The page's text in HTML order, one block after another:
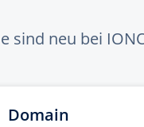
sind neu bei
Domain